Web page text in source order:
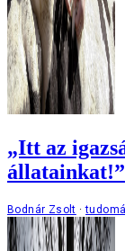
„Itt az
állatainkat!”
Bodnár Zsolt